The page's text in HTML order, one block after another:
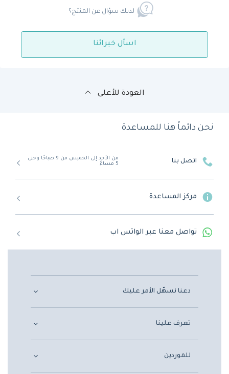
لديك سؤال عن المنتج؟
اسأل خبرائنا
العودة للأعلى
نحن دائماً هنا للمساعدة
اتصل بنا
من الأحد إلى الخميس من 9 صباحًا وحتى
5 مساءً
مركز المساعدة
تواصل معنا عبر الواتس اب
دعنا نسهّل الأمر عليك
تعرف علينا
للموردين